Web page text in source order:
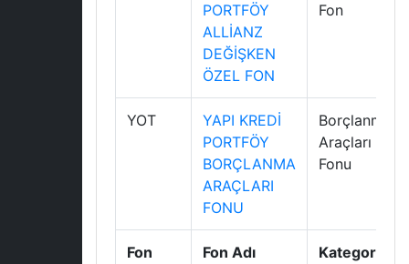
Fon
Fon Adı Kategori
PORTFÖY
ALLİANZ
DEĞİŞKEN
ÖZEL FON
Fon
YOT
YAPI KREDİ
PORTFÖY
BORÇLANMA
ARAÇLARI
FONU
Borçlanma
Araçları
Fonu